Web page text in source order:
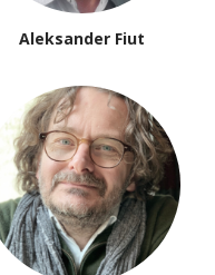
Aleksander Fiut